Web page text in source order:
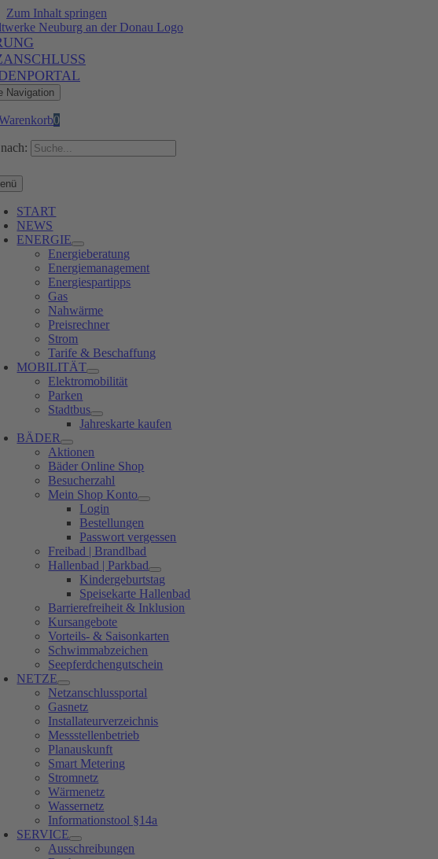
Zum Inhalt springen
Navigation
0
START
NEWS
ENERGIE
Energieberatung
Energiemanagement
Energiespartipps
Gas
Nahwärme
Preisrechner
Strom
Tarife & Beschaffung
MOBILITÄT
Elektromobilität
Parken
Stadtbus
Jahreskarte kaufen
BÄDER
Aktionen
Bäder Online Shop
Besucherzahl
Mein Shop Konto
Login
Bestellungen
Passwort vergessen
Freibad | Brandlbad
Hallenbad | Parkbad
Kindergeburtstag
Speisekarte Hallenbad
Barrierefreiheit & Inklusion
Kursangebote
Vorteils- & Saisonkarten
Schwimmabzeichen
Seepferdchengutschein
NETZE
Netzanschlussportal
Gasnetz
Installateurverzeichnis
Messstellenbetrieb
Planauskunft
Smart Metering
Stromnetz
Wärmenetz
Wassernetz
Informationstool §14a
SERVICE
Ausschreibungen